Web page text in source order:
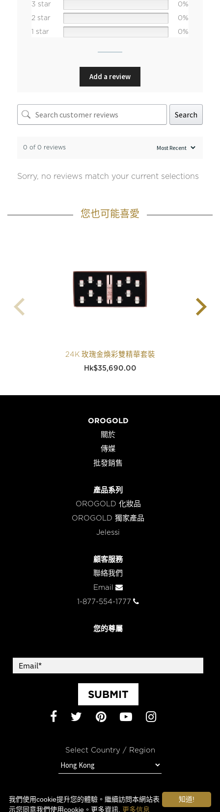
3 star
0%
2 star
0%
1 star
0%
Add a review
Search
0 of 0 reviews
Sorry, no reviews match your current selections
您也可能喜愛
24K 玫瑰金煥彩雙精華套裝
$35,690.00
OROGOLD
關於
傳媒
批發銷售
產品系列
OROGOLD 化妝品
OROGOLD 獨家產品
Jelessi
顧客服務
聯絡我們
Email
1-877-554-1777
您的尊屬
SUBMIT
Facebook
TwitterPinterest
YouTubeInstagram
Select Country / Region
跟進OROGOLD的最新資訊 知道!
我們使用cookie提升您的體驗。繼續訪問本網站表
示您同意我們使用cookie。更多資訊. 更多信息